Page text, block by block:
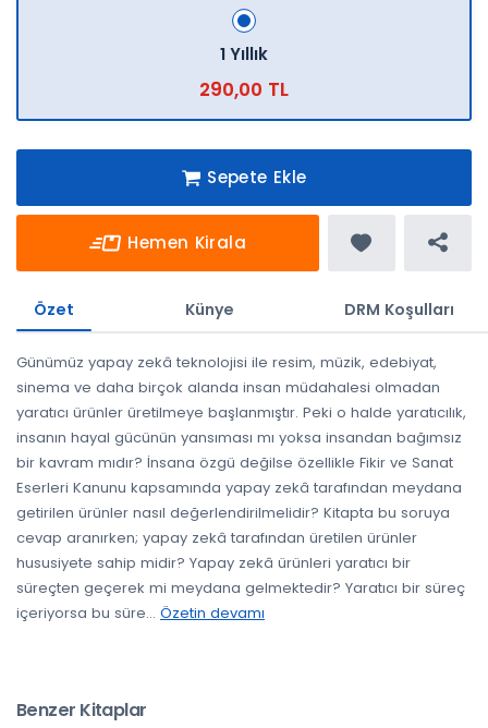
1 Yıllık
290,00 TL
Sepete Ekle
Hemen Kirala
Özet Künye DRM Koşulları
Günümüz yapay zekâ teknolojisi ile resim, müzik, edebiyat,
sinema ve daha birçok alanda insan müdahalesi olmadan
yaratıcı ürünler üretilmeye başlanmıştır. Peki o halde yaratıcılık,
insanın hayal gücünün yansıması mı yoksa insandan bağımsız
bir kavram mıdır? İnsana özgü değilse özellikle Fikir ve Sanat
Eserleri Kanunu kapsamında yapay zekâ tarafından meydana
getirilen ürünler nasıl değerlendirilmelidir? Kitapta bu soruya
cevap aranırken; yapay zekâ tarafından üretilen ürünler
hususiyete sahip midir? Yapay zekâ ürünleri yaratıcı bir
süreçten geçerek mi meydana gelmektedir? Yaratıcı bir süreç
içeriyorsa bu süre... Özetin devamı
Benzer Kitaplar